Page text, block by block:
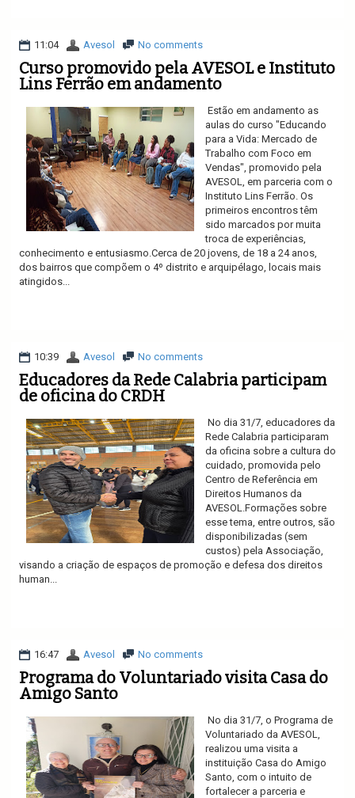
11:04 Avesol No comments
Curso promovido pela AVESOL e Instituto
Lins Ferrão em andamento
Estão em andamento as
aulas do curso "Educando
para a Vida: Mercado de
Trabalho com Foco em
Vendas", promovido pela
AVESOL, em parceria com o
Instituto Lins Ferrão. Os
primeiros encontros têm
sido marcados por muita
troca de experiências,
conhecimento e entusiasmo.Cerca de 20 jovens, de 18 a 24 anos,
dos bairros que compõem o 4º distrito e arquipélago, locais mais
atingidos...
10:39 Avesol No comments
Educadores da Rede Calabria participam
de oficina do CRDH
No dia 31/7, educadores da
Rede Calabria participaram
da oficina sobre a cultura do
cuidado, promovida pelo
Centro de Referência em
Direitos Humanos da
AVESOL.Formações sobre
esse tema, entre outros, são
disponibilizadas (sem
custos) pela Associação,
visando a criação de espaços de promoção e defesa dos direitos
human...
16:47 Avesol No comments
Programa do Voluntariado visita Casa do
Amigo Santo
No dia 31/7, o Programa de
Voluntariado da AVESOL,
realizou uma visita a
instituição Casa do Amigo
Santo, com o intuito de
fortalecer a parceria e